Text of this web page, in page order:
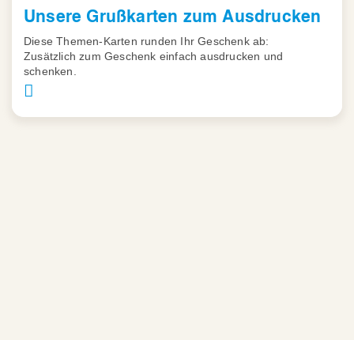
Unsere Grußkarten zum Ausdrucken
Diese Themen-Karten runden Ihr Geschenk ab:
Zusätzlich zum Geschenk einfach ausdrucken und
schenken.